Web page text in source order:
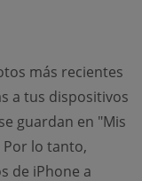
más recientes
a tus dispositivos
guardan en "Mis
lo tanto,
de iPhone a